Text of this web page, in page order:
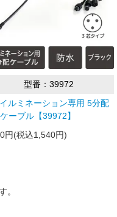
型番：39972
ルミネーション専用 5分配
ーブル【39972】
円(税込1,540円)